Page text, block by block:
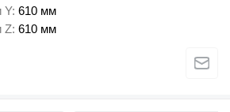
Y 610 мм
Z 610 мм